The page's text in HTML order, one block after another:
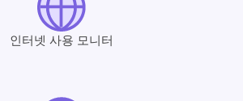
인터넷 사용 모니터